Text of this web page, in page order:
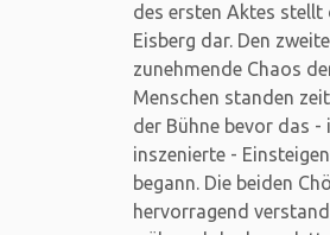
des ersten Aktes
Eisberg dar. Den
zunehmende Chaos
Menschen standen
der Bühne bevor das
inszenierte -
begann. Die beiden
hervorragend